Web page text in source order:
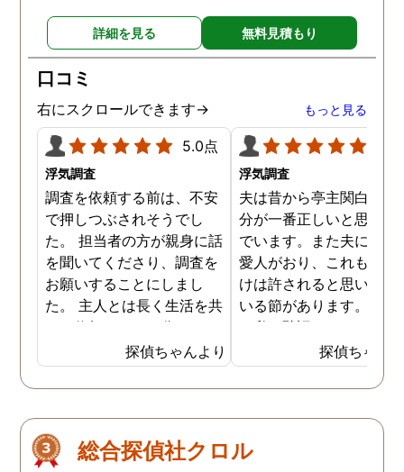
詳細を見る 無料見積もり
口コミ
右にスクロールできます→ もっと見る
5.0点
浮気調査
調査を依頼する前は、不安
で押しつぶされそうでし
た。 担当者の方が親身に話
を聞いてくださり、調査を
お願いすることにしまし
た。 主人とは長く生活を共
にし信頼していた分、とて
も悔しい結果となってしま
い残念です。 子ども達の
為、私自身の為にも結果を
決断しました。 私一人では
解決できなかったので、協
探偵ちゃんより
浮気調査
夫は昔から亭主関白で、
分が一番正しいと思い込
でいます。また夫には長
愛人がおり、これも自分
けは許されると思い込ん
いる節があります。もち
ん私が黙認しているだけ
で、良しとしているわけ
はありません。しかし最
では私にも知恵がつき、
した。定期的に探偵にも
頼をしており、これで夫
探偵ちゃん
総合探偵社クロル